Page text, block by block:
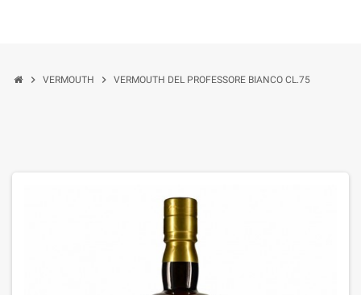
chevron_right VERMOUTH chevron_right VERMOUTH DEL PROFESSORE BIANCO CL.75